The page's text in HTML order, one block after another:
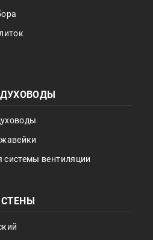
вентиляции
СТЕНЫ